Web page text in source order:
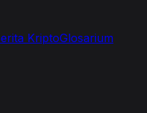
KriptoGlosarium